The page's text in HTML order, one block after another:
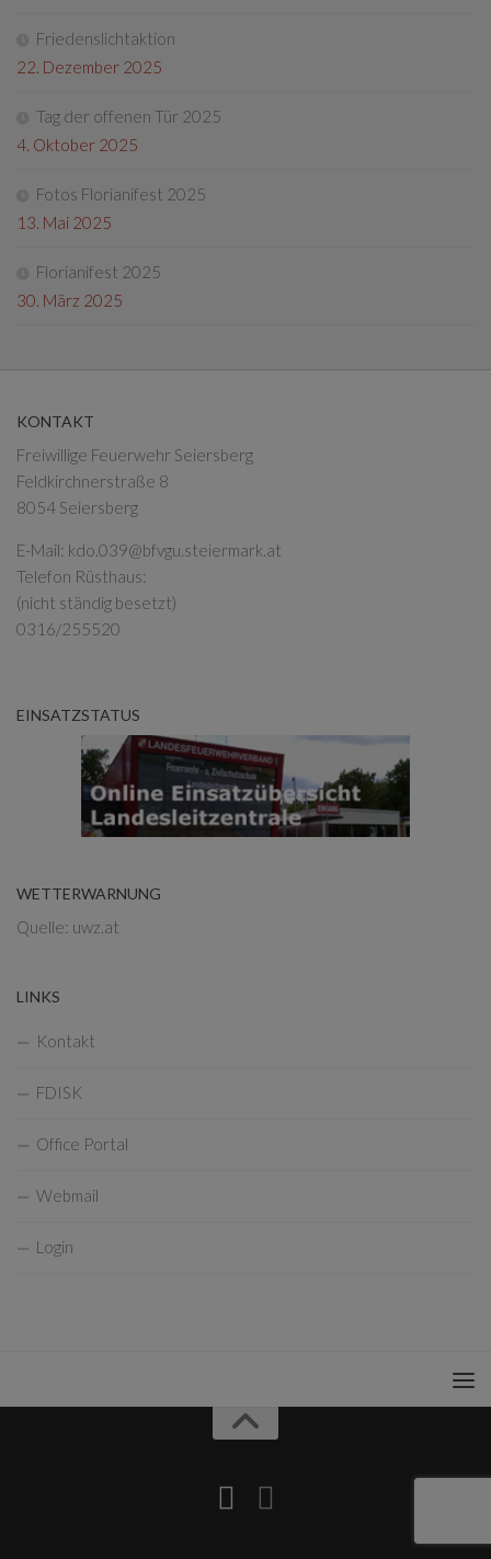
Friedenslichtaktion
22. Dezember 2025
Tag der offenen Tür 2025
4. Oktober 2025
Fotos Florianifest 2025
13. Mai 2025
Florianifest 2025
30. März 2025
KONTAKT
Freiwillige Feuerwehr Seiersberg
Feldkirchnerstraße 8
8054 Seiersberg
E-Mail: kdo.039@bfvgu.steiermark.at
Telefon Rüsthaus:
(nicht ständig besetzt)
0316/255520
EINSATZSTATUS
WETTERWARNUNG
Quelle: uwz.at
LINKS
Kontakt
FDISK
Office Portal
Webmail
Login